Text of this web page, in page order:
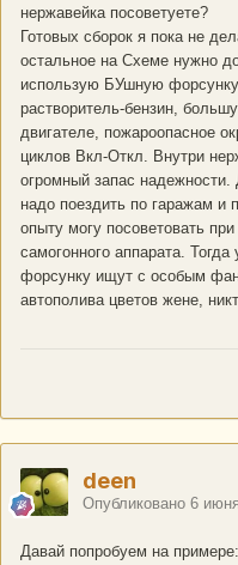
нержавейка посоветуете?
Готовых сборок я пока не
остальное на Схеме нужно
использую БУшную
растворитель-бензин,
двигателе, пожароопасное
циклов Вкл-Откл. Внутри
огромный запас надежности.
надо поездить по гаражам и
опыту могу посоветовать
самогонного аппарата.
форсунку ищут с особым
автополива цветов жене,
deen
Опубликовано 6
Давай попробуем на примере: